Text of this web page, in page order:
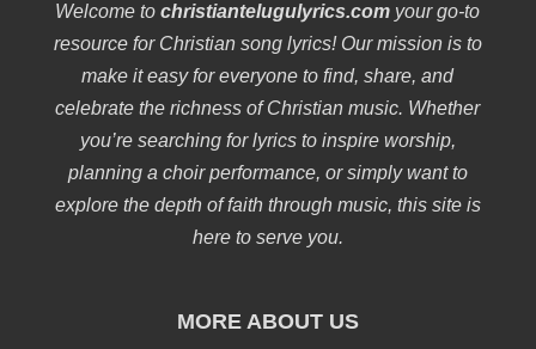
Welcome tochristiantelugulyrics.com your go-to
resource for Christian song lyrics! Our mission is to
make it easy for everyone to find, share, and
celebrate the richness of Christian music. Whether
you’re searching for lyrics to inspire worship,
planning a choir performance, or simply want to
explore the depth of faith through music, this site is
here to serve you.
MORE ABOUT US